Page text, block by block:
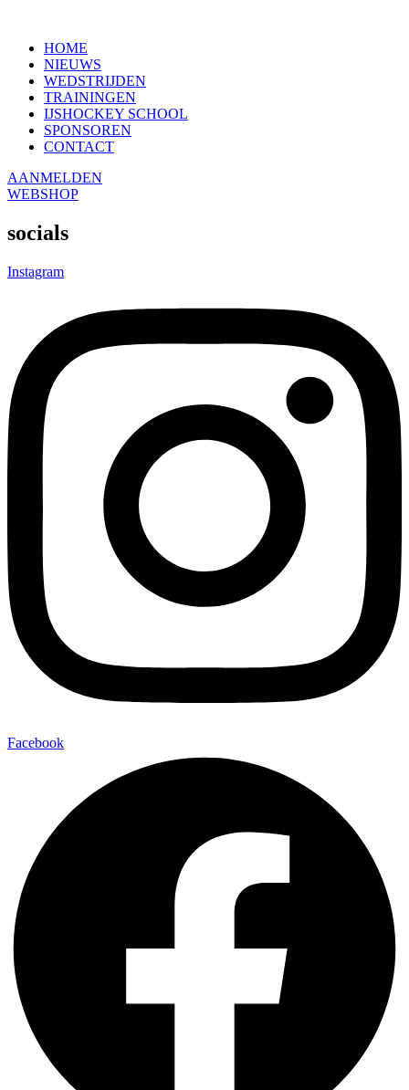
HOME
NIEUWS
WEDSTRIJDEN
TRAININGEN
IJSHOCKEY SCHOOL
SPONSOREN
CONTACT
AANMELDEN
WEBSHOP
socials
Instagram
Facebook